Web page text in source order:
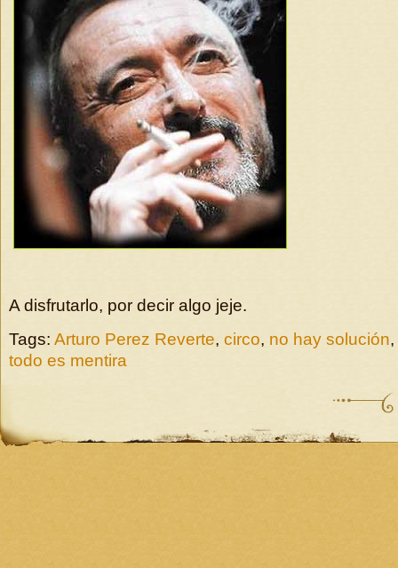
A disfrutarlo, por decir algo jeje.
Tags: Arturo Perez Reverte, circo, no hay solución,
todo es mentira